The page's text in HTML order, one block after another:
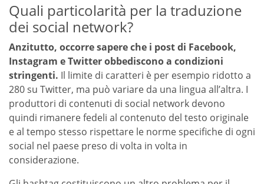
Quali particolarità per la traduzione
dei social network?
Anzitutto, occorre sapere che i post di Facebook,
Instagram e Twitter obbediscono a condizioni
stringenti. Il limite di caratteri è per esempio ridotto a
280 su Twitter, ma può variare da una lingua all’altra. I
produttori di contenuti di social network devono
quindi rimanere fedeli al contenuto del testo originale
e al tempo stesso rispettare le norme specifiche di ogni
social nel paese preso di volta in volta in
considerazione.